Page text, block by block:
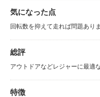
気になった点
回転数を抑えて走れば問題あり
総評
アウトドアなどレジャーに最適
特徴